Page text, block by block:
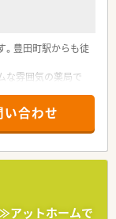
。豊田町駅からも徒
な雰囲気の薬局で
です！
い合わせ
アットホームで